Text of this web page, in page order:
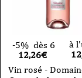
2023
cl
-5% dès 6
12,26€
à
Vin rosé -